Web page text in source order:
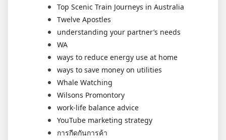
Top Scenic Train Journeys in Australia
Twelve Apostles
understanding your partner’s needs
WA
ways to reduce energy use at home
ways to save money on utilities
Whale Watching
Wilsons Promontory
work-life balance advice
YouTube marketing strategy
การกีดกันการค้า